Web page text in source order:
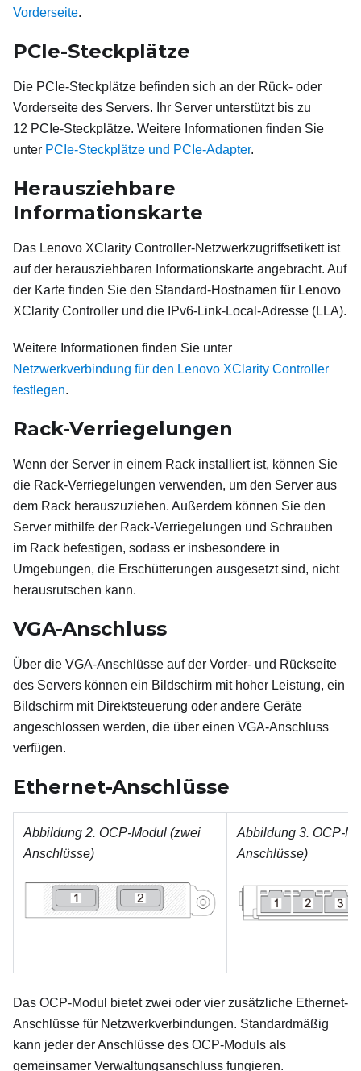
Vorderseite.
PCIe-Steckplätze
Die PCIe-Steckplätze befinden sich an der Rück- oder
Vorderseite des Servers. Ihr Server unterstützt bis zu
12 PCIe-Steckplätze. Weitere Informationen finden Sie
unter PCIe-Steckplätze und PCIe-Adapter.
Herausziehbare
Informationskarte
Das Lenovo XClarity Controller-Netzwerkzugriffsetikett ist
auf der herausziehbaren Informationskarte angebracht. Auf
der Karte finden Sie den Standard-Hostnamen für Lenovo
XClarity Controller und die IPv6-Link-Local-Adresse (LLA).
Weitere Informationen finden Sie unter
Netzwerkverbindung für den Lenovo XClarity Controller
festlegen.
Rack-Verriegelungen
Wenn der Server in einem Rack installiert ist, können Sie
die Rack-Verriegelungen verwenden, um den Server aus
dem Rack herauszuziehen. Außerdem können Sie den
Server mithilfe der Rack-Verriegelungen und Schrauben
im Rack befestigen, sodass er insbesondere in
Umgebungen, die Erschütterungen ausgesetzt sind, nicht
herausrutschen kann.
VGA-Anschluss
Über die VGA-Anschlüsse auf der Vorder- und Rückseite
des Servers können ein Bildschirm mit hoher Leistung, ein
Bildschirm mit Direktsteuerung oder andere Geräte
angeschlossen werden, die über einen VGA-Anschluss
verfügen.
Ethernet-Anschlüsse
Abbildung 2. OCP-Modul (zwei
Anschlüsse)
Abbildung 3. OCP-
Anschlüsse)
Das OCP-Modul bietet zwei oder vier zusätzliche Ethernet-
Anschlüsse für Netzwerkverbindungen. Standardmäßig
kann jeder der Anschlüsse des OCP-Moduls als
gemeinsamer Verwaltungsanschluss fungieren.